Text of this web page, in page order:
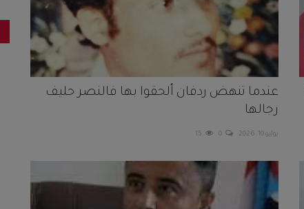
عندما تنهض ردفان ألحقوا بها فالنصر حليف
رجالها
يوليو 10, 2026 0
15